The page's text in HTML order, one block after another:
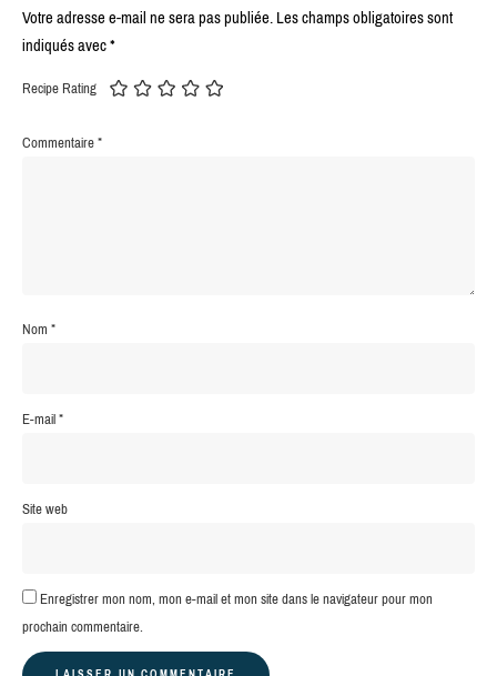
Votre adresse e-mail ne sera pas publiée.Les champs obligatoires sont
indiqués avec*
Recipe Rating
Commentaire*
Nom*
E-mail*
Site web
Enregistrer mon nom, mon e-mail et mon site dans le navigateur pour mon
prochain commentaire.